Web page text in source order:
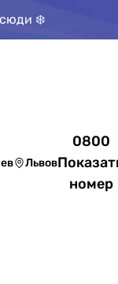
❄️
Львов
0800
номер